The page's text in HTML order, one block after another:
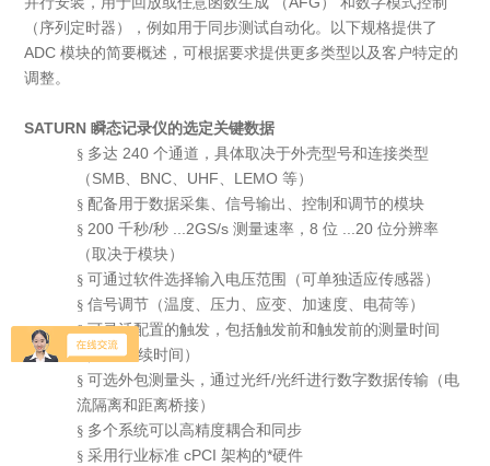
（序列定时器），例如用于同步测试自动化。以下规格提供了
ADC 模块的简要概述，可根据要求提供更多类型以及客户特定的
调整。
SATURN 瞬态记录仪的选定关键数据
§ 多达 240 个通道，具体取决于外壳型号和连接类型
（SMB、BNC、UHF、LEMO 等）
§ 配备用于数据采集、信号输出、控制和调节的模块
§200 千秒/秒 ...2GS/s 测量速率，8 位 ...20 位分辨率
（取决于模块）
§可通过软件选择输入电压范围（可单独适应传感器）
§信号调节（温度、压力、应变、加速度、电荷等）
§可灵活配置的触发，包括触发前和触发前的测量时间
（记录持续时间）
§可选外包测量头，通过光纤/光纤进行数字数据传输（电
流隔离和距离桥接）
§ 多个系统可以高精度耦合和同步
§采用行业标准 cPCI 架构的*硬件